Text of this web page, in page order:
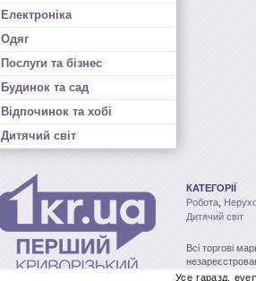
Електроніка
Одяг
Послуги та бізнес
Будинок та сад
Відпочинок та хобі
Дитячий світ
КАТЕГОРІЇ
Робота
Дитячий світ
Всі торгові
без
Усе гаразд,